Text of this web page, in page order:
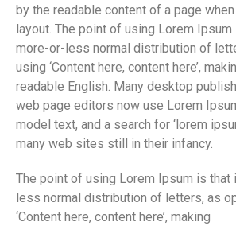
by the readable content of a page
layout. The point of using Lorem
more-or-less normal distribution of
using ‘Content here, content here’,
readable English. Many desktop
web page editors now use Lorem
model text, and a search for ‘lorem
many web sites still in their infancy.
The point of using Lorem Ipsum is that
less normal distribution of letters, as
‘Content here, content here’, making